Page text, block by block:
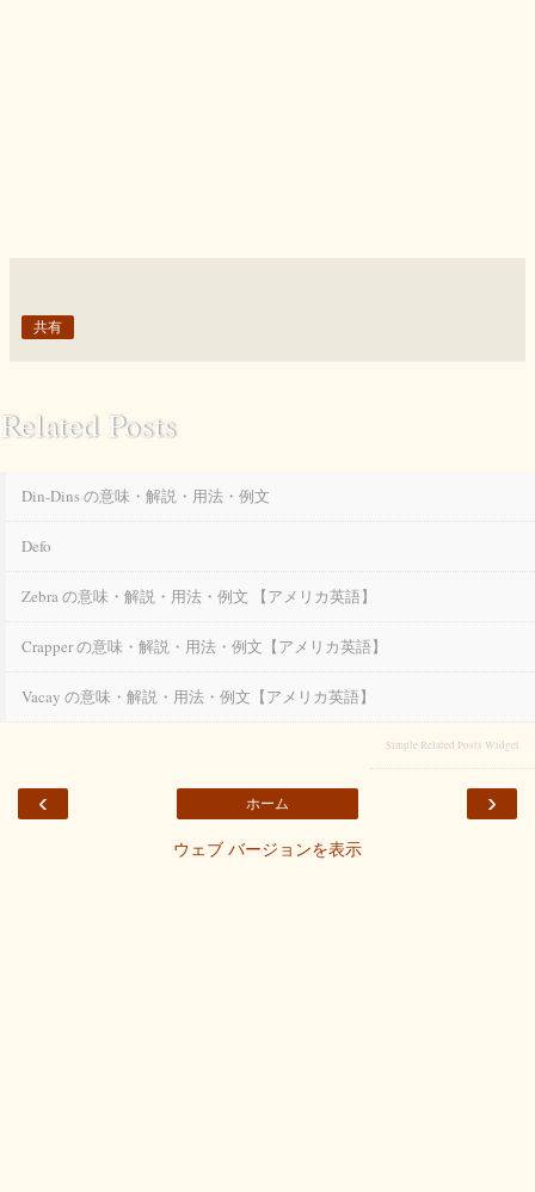
共有
Related Posts
Din-Dins の意味・解説・用法・例文
Defo
Zebra の意味・解説・用法・例文 【アメリカ英語】
Crapper の意味・解説・用法・例文【アメリカ英語】
Vacay の意味・解説・用法・例文【アメリカ英語】
Simple Related Posts Widget
‹ ›
ホーム
ウェブ バージョンを表示